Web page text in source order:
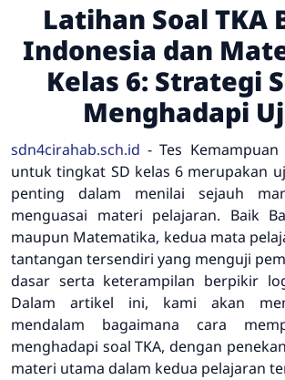
Latihan Soal TKA
Indonesia dan
Kelas 6: Strategi
Menghadapi
sdn4cirahab.sch.id - Tes Kemampuan
untuk tingkat SD kelas 6 merupakan
penting dalam menilai sejauh
menguasai materi pelajaran. Baik
maupun Matematika, kedua mata
tantangan tersendiri yang menguji
dasar serta keterampilan berpikir
Dalam artikel ini, kami akan
mendalam bagaimana cara
menghadapi soal TKA, dengan
materi utama dalam kedua pelajaran